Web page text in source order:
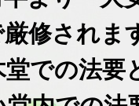
修されま
での法要